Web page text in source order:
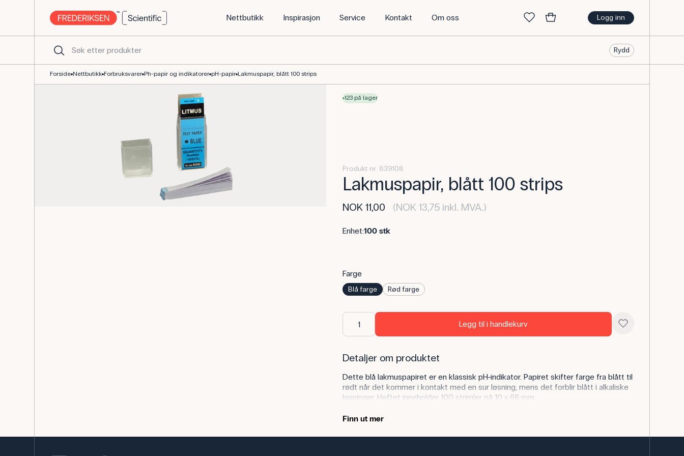
Logg inn
Nettbutikk Inspirasjon Service Kontakt Om oss
Rydd
Forside Nettbutikk Forbruksvarer Ph-papir og indikatorer pH-papir Lakmuspapir, blått 100 strips
123 på lager
Produkt nr. 839108
Lakmuspapir, blått 100 strips
NOK 11,00 (NOK 13,75 inkl. MVA.)
Enhet:100 stk
Farge
Blå farge Rød farge
Legg til i handlekurv
Detaljer om produktet
Dette blå lakmuspapiret er en klassisk pH-indikator. Papiret skifter farge fra blått til
rødt når det kommer i kontakt med en sur løsning, mens det forblir blått i alkaliske
løsninger. Heftet inneholder 100 strimler på 10 x 68 mm.
Anvendelse av produktet
Finn ut mer